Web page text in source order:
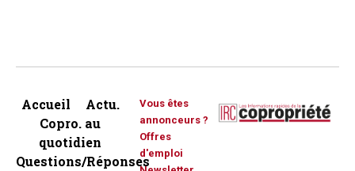
Accueil
Actu.
Copro. au
quotidien
Questions/Réponses
Vous êtes
annonceurs ?
Offres
d'emploi